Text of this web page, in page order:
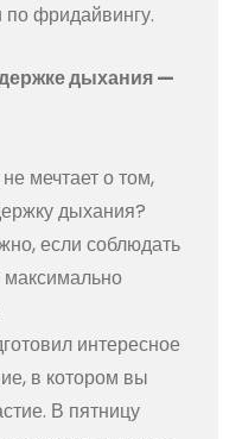
фридайвингу.
дыхания —
мечтает о том,
дыхания?
если соблюдать
максимально
интересное
в котором вы
В пятницу